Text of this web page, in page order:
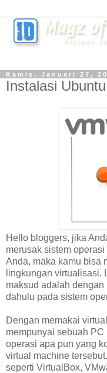
Kamis, Januari 27,
Instalasi
Hello bloggers, jika
merusak sistem
Anda, maka kamu bisa
lingkungan virtualisasi.
maksud adalah
dahulu pada sistem
Dengan memakai
mempunyai sebuah
operasi apa pun yang
virtual machine
seperti VirtualBox,